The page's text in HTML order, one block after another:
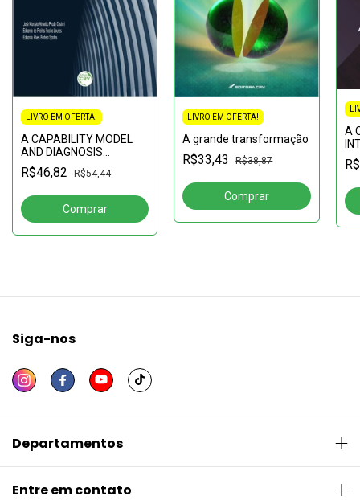
LIVRO EM OFERTA!
A CAPABILITY MODEL
AND DIAGNOSIS
METHOD FOR PUBLIC
ADMINISTRATION
R$46,82 R$54,44
LIVRO EM OFERTA!
A grande transformação
R$33,43 R$38,87
A
Siga-nos
Departamentos
Entre em contato